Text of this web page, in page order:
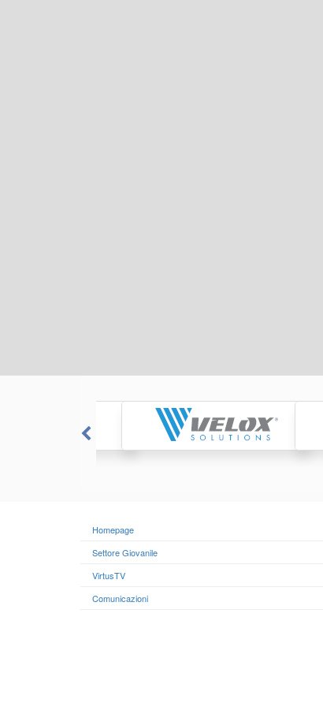
Homepage
Settore Giovanile
VirtusTV
Comunicazioni